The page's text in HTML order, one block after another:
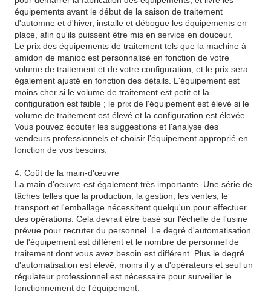
équipements avant le début de la saison de traitement
d'automne et d'hiver, installe et débogue les équipements en
place, afin qu'ils puissent être mis en service en douceur.
Le prix des équipements de traitement tels que la machine à
amidon de manioc est personnalisé en fonction de votre
volume de traitement et de votre configuration, et le prix sera
également ajusté en fonction des détails. L'équipement est
moins cher si le volume de traitement est petit et la
configuration est faible ; le prix de l'équipement est élevé si le
volume de traitement est élevé et la configuration est élevée.
Vous pouvez écouter les suggestions et l'analyse des
vendeurs professionnels et choisir l'équipement approprié en
fonction de vos besoins.
4. Coût de la main-d'œuvre
La main d'oeuvre est également très importante. Une série de
tâches telles que la production, la gestion, les ventes, le
transport et l'emballage nécessitent quelqu'un pour effectuer
des opérations. Cela devrait être basé sur l'échelle de l'usine
prévue pour recruter du personnel. Le degré d'automatisation
de l'équipement est différent et le nombre de personnel de
traitement dont vous avez besoin est différent. Plus le degré
d'automatisation est élevé, moins il y a d'opérateurs et seul un
régulateur professionnel est nécessaire pour surveiller le
fonctionnement de l'équipement.